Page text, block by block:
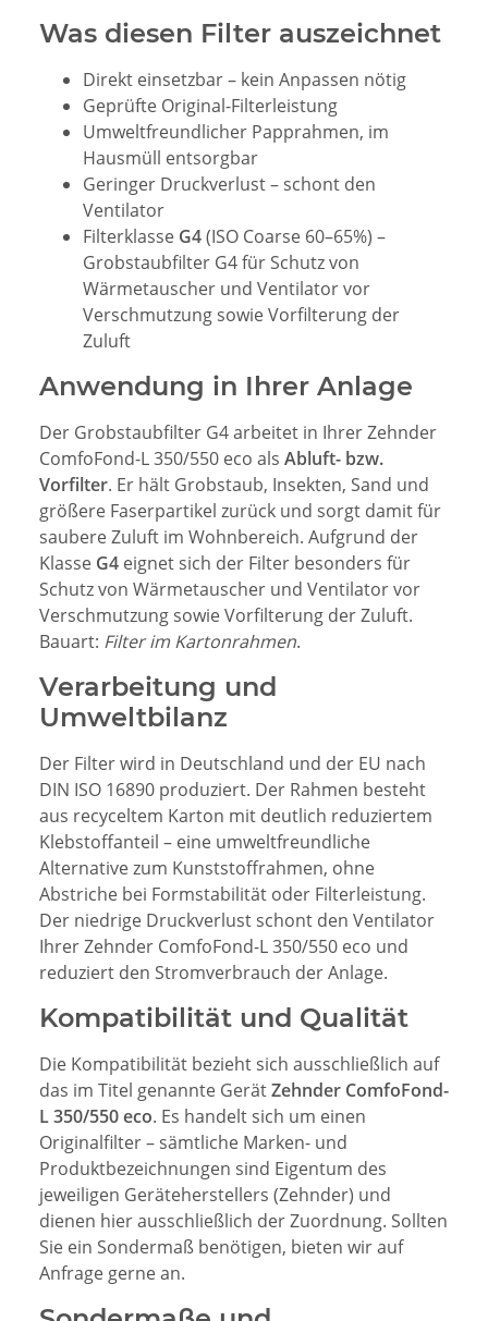
Was diesen Filter auszeichnet
Direkt einsetzbar – kein Anpassen nötig
Geprüfte Original-Filterleistung
Umweltfreundlicher Papprahmen, im
Hausmüll entsorgbar
Geringer Druckverlust – schont den
Ventilator
Filterklasse G4(ISO Coarse 60–65%) –
Grobstaubfilter G4 für Schutz von
Wärmetauscher und Ventilator vor
Verschmutzung sowie Vorfilterung der
Zuluft
Anwendung in Ihrer Anlage
Der Grobstaubfilter G4 arbeitet in Ihrer Zehnder
ComfoFond-L 350/550 eco als Abluft- bzw.
Vorfilter. Er hält Grobstaub, Insekten, Sand und
größere Faserpartikel zurück und sorgt damit für
saubere Zuluft im Wohnbereich. Aufgrund der
Klasse G4 eignet sich der Filter besonders für
Schutz von Wärmetauscher und Ventilator vor
Verschmutzung sowie Vorfilterung der Zuluft.
Bauart: Filter im Kartonrahmen.
Verarbeitung und
Umweltbilanz
Der Filter wird in Deutschland und der EU nach
DIN ISO 16890 produziert. Der Rahmen besteht
aus recyceltem Karton mit deutlich reduziertem
Klebstoffanteil – eine umweltfreundliche
Alternative zum Kunststoffrahmen, ohne
Abstriche bei Formstabilität oder Filterleistung.
Der niedrige Druckverlust schont den Ventilator
Ihrer Zehnder ComfoFond-L 350/550 eco und
reduziert den Stromverbrauch der Anlage.
Kompatibilität und Qualität
Die Kompatibilität bezieht sich ausschließlich auf
das im Titel genannte GerätZehnder ComfoFond-
L 350/550 eco. Es handelt sich um einen
Originalfilter – sämtliche Marken- und
Produktbezeichnungen sind Eigentum des
jeweiligen Geräteherstellers (Zehnder) und
dienen hier ausschließlich der Zuordnung. Sollten
Sie ein Sondermaß benötigen, bieten wir auf
Anfrage gerne an.